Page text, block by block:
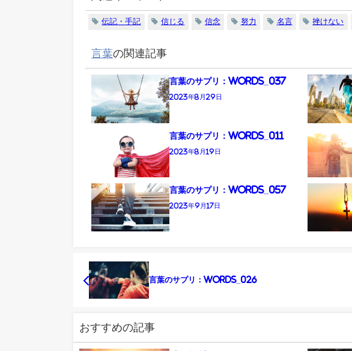
伝記・手記 信じる 信念 努力 名言 挫けない
言葉の関連記事
言葉のサプリ：Words_037
2023年8月29日
言葉のサプリ：Words_011
2023年8月19日
言葉のサプリ：Words_057
2023年9月17日
言葉のサプリ：Words_026
おすすめの記事